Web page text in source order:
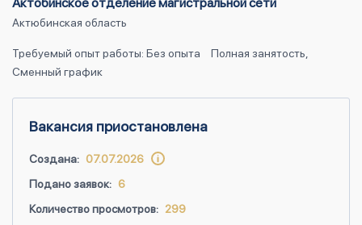
Актюбинская область
Требуемый опыт работы: Без опыта
Полная занятость,
Сменный график
Вакансия приостановлена
Создана: 07.07.2026
Подано заявок: 6
Количество просмотров: 299